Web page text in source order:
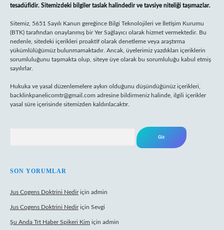
tesadüfidir. Sitemizdeki bilgiler taslak halindedir ve tavsiye niteliği taşımazlar.
Sitemiz, 5651 Sayılı Kanun gereğince Bilgi Teknolojileri ve İletişim Kurumu
(BTK) tarafından onaylanmış bir Yer Sağlayıcı olarak hizmet vermektedir. Bu
nedenle, sitedeki içerikleri proaktif olarak denetleme veya araştırma
yükümlülüğümüz bulunmamaktadır. Ancak, üyelerimiz yazdıkları içeriklerin
sorumluluğunu taşımakta olup, siteye üye olarak bu sorumluluğu kabul etmiş
sayılırlar.
Hukuka ve yasal düzenlemelere aykırı olduğunu düşündüğünüz içerikleri,
backlinkpanelicomtr@gmail.com adresine bildirmeniz halinde, ilgili içerikler
yasal süre içerisinde sitemizden kaldırılacaktır.
SON YORUMLAR
Jus Cogens Doktrini Nediriçin admin
Jus Cogens Doktrini Nediriçin Sevgi
Şu Anda Trt Haber Spikeri Kim için admin